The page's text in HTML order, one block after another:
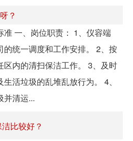
？
一、岗位职责： 1、仪容端
的统一调度和工作安排。 2、按
内的清扫保洁工作。 3、及时
活垃圾的乱堆乱放行为。 4、
并清运...
比较好？